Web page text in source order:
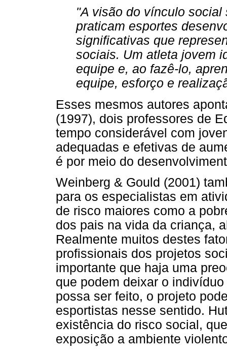
"A visão do vínculo
praticam esportes
significativas que
sociais. Um atleta jovem
equipe e, ao fazê-lo,
equipe, esforço e
Esses mesmos autores
(1997), dois professores de
tempo considerável com
adequadas e efetivas de
é por meio do
Weinberg & Gould (2001)
para os especialistas em
de risco maiores como a
dos pais na vida da criança,
Realmente muitos destes
profissionais dos projetos
importante que haja uma
que podem deixar o
possa ser feito, o projeto
esportistas nesse sentido.
existência do risco social,
exposição a ambiente